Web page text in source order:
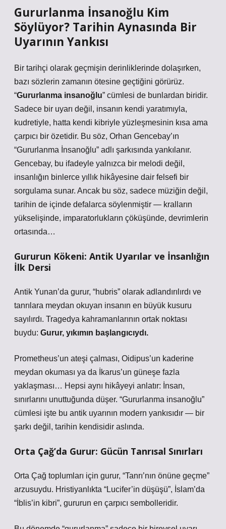
Gururlanma İnsanoğlu Kim
Söylüyor? Tarihin Aynasında Bir
Uyarının Yankısı
Bir tarihçi olarak geçmişin derinliklerinde dolaşırken,
bazı sözlerin zamanın ötesine geçtiğini görürüz.
“Gururlanma insanoğlu” cümlesi de bunlardan biridir.
Sadece bir uyarı değil, insanın kendi yaratımıyla,
kudretiyle, hatta kendi kibriyle yüzleşmesinin kısa ama
çarpıcı bir özetidir. Bu söz, Orhan Gencebay’ın
“Gururlanma İnsanoğlu” adlı şarkısında yankılanır.
Gencebay, bu ifadeyle yalnızca bir melodi değil,
insanlığın binlerce yıllık hikâyesine dair felsefi bir
sorgulama sunar. Ancak bu söz, sadece müziğin değil,
tarihin de içinde defalarca söylenmiştir — kralların
yükselişinde, imparatorlukların çöküşünde, devrimlerin
ortasında…
Gururun Kökeni: Antik Uyarılar ve İnsanlığın
İlk Dersi
Antik Yunan’da gurur, “hubris” olarak adlandırılırdı ve
tanrılara meydan okuyan insanın en büyük kusuru
sayılırdı. Tragedya kahramanlarının ortak noktası
buydu: Gurur, yıkımın başlangıcıydı.
Prometheus’un ateşi çalması, Oidipus’un kaderine
meydan okuması ya da İkarus’un güneşe fazla
yaklaşması… Hepsi aynı hikâyeyi anlatır: İnsan,
sınırlarını unuttuğunda düşer. “Gururlanma insanoğlu”
cümlesi işte bu antik uyarının modern yankısıdır — bir
şarkı değil, tarihin kendisidir aslında.
Orta Çağ’da Gurur: Gücün Tanrısal Sınırları
Orta Çağ toplumları için gurur, “Tanrı’nın önüne geçme”
arzusuydu. Hristiyanlıkta “Lucifer’in düşüşü”, İslam’da
“İblis’in kibri”, gururun en çarpıcı sembolleridir.